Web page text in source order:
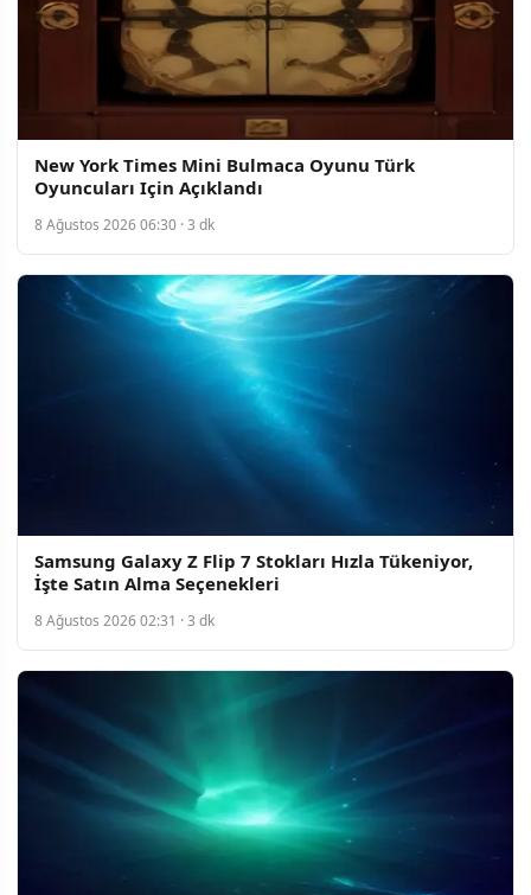
New York Times Mini Bulmaca Oyunu Türk
Oyuncuları Için Açıklandı
8 Ağustos 2026 06:30 · 3 dk
Samsung Galaxy Z Flip 7 Stokları Hızla Tükeniyor,
İşte Satın Alma Seçenekleri
8 Ağustos 2026 02:31 · 3 dk